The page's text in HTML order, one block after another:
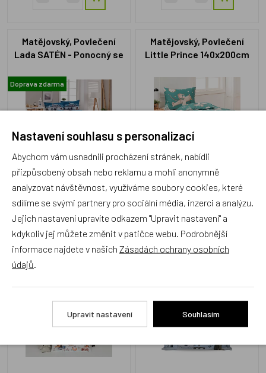
Matějovský, Povlečení
Lada SATÉN - Ponocný se
+70x90cm
Doprava zdarma
ZM15248s
Skladem 3 ks
1 590 Kč
Matějovský, Povlečení
Little Prince 140x200cm
ZM62849
Skladem 1 ks
1 090 Kč
Matějovský, Povlečení
Krtek a zima - malé
Matějovský, Povlak na
Nastavení souhlasu s personalizací
Abychom vám usnadnili procházení stránek, nabídli
přizpůsobený obsah nebo reklamu a mohli anonymně
analyzovat návštěvnost, využíváme soubory cookies, které
sdílíme se svými partnery pro sociální média, inzerci a analýzu.
Jejich nastavení upravíte odkazem "Upravit nastavení" a
kdykoliv jej můžete změnit v patičce webu. Podrobnější
informace najdete v našich Zásadách ochrany osobních
údajů
Upravit nastavení Souhlasím